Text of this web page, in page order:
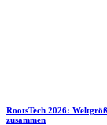
RootsTech 2026:
zusammen